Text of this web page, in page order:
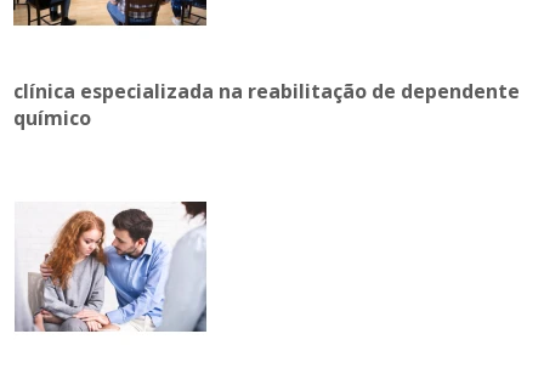
clínica especializada na reabilitação de dependente
químico